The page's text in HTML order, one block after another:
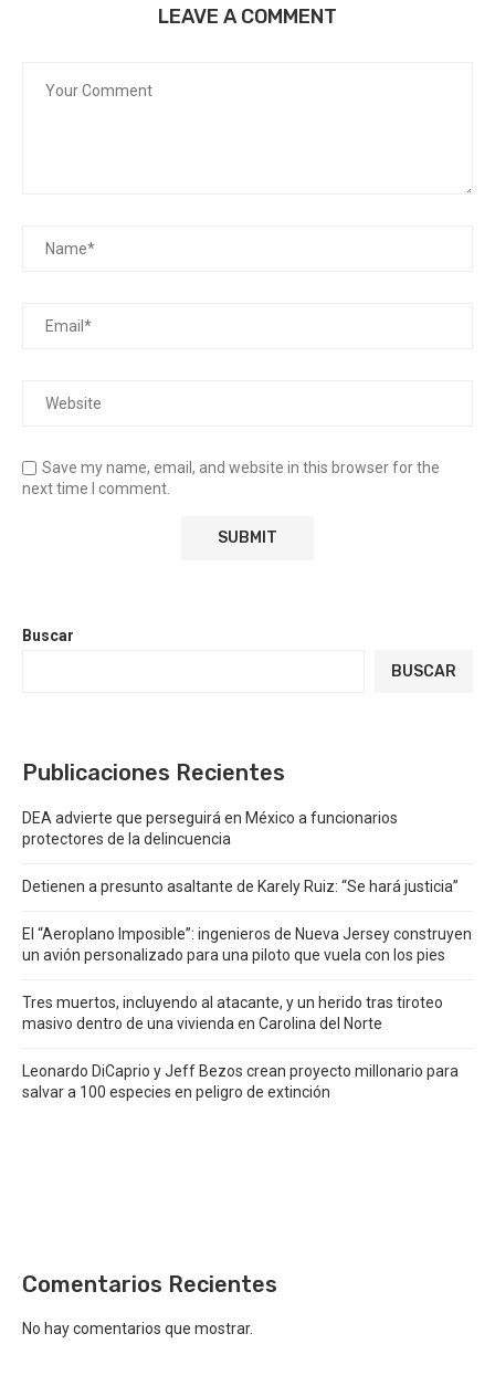
LEAVE A COMMENT
Save my name, email, and website in this browser for the
next time I comment.
Buscar
BUSCAR
Publicaciones Recientes
DEA advierte que perseguirá en México a funcionarios
protectores de la delincuencia
Detienen a presunto asaltante de Karely Ruiz: “Se hará justicia”
El “Aeroplano Imposible”: ingenieros de Nueva Jersey construyen
un avión personalizado para una piloto que vuela con los pies
Tres muertos, incluyendo al atacante, y un herido tras tiroteo
masivo dentro de una vivienda en Carolina del Norte
Leonardo DiCaprio y Jeff Bezos crean proyecto millonario para
salvar a 100 especies en peligro de extinción
Comentarios Recientes
No hay comentarios que mostrar.